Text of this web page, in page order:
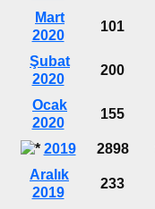
Mart
2020
101
Şubat
2020
200
Ocak
2020
155
2019 2898
Aralık
2019
233